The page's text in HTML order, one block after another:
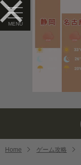
Home ゲーム攻略